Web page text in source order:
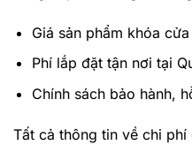
Giá sản phẩm khóa
Phí lắp đặt tận nơi tại
Chính sách bảo hành,
Tất cả thông tin về chi